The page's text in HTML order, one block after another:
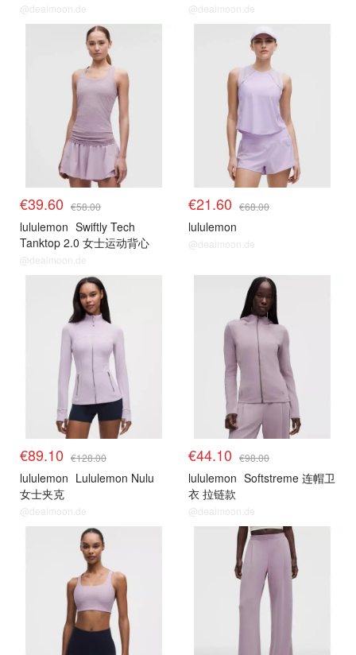
@dealmoon.de @dealmoon.de
€39.60 €58.00
lululemon Swiftly Tech
Tanktop 2.0 女士运动背心
@dealmoon.de
€21.60 €68.00
lululemon
@dealmoon.de
€89.10 €128.00
lululemon Lululemon Nulu
女士夹克
@dealmoon.de
€44.10 €98.00
lululemon Softstreme 连帽卫
衣 拉链款
@dealmoon.de